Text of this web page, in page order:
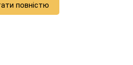
повністю